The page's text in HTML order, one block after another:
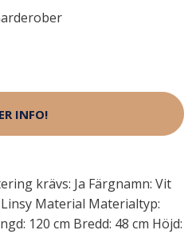
INFO!
krävs: Ja Färgnamn: Vit
Material Materialtyp:
120 cm Bredd: 48 cm Höjd: